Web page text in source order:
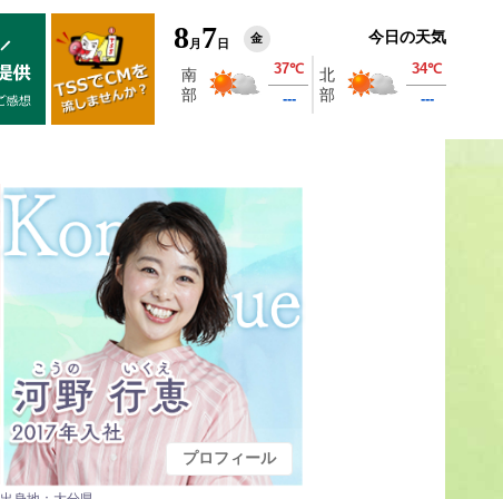
8 月 7 日 金 今日の天気
プロフィール